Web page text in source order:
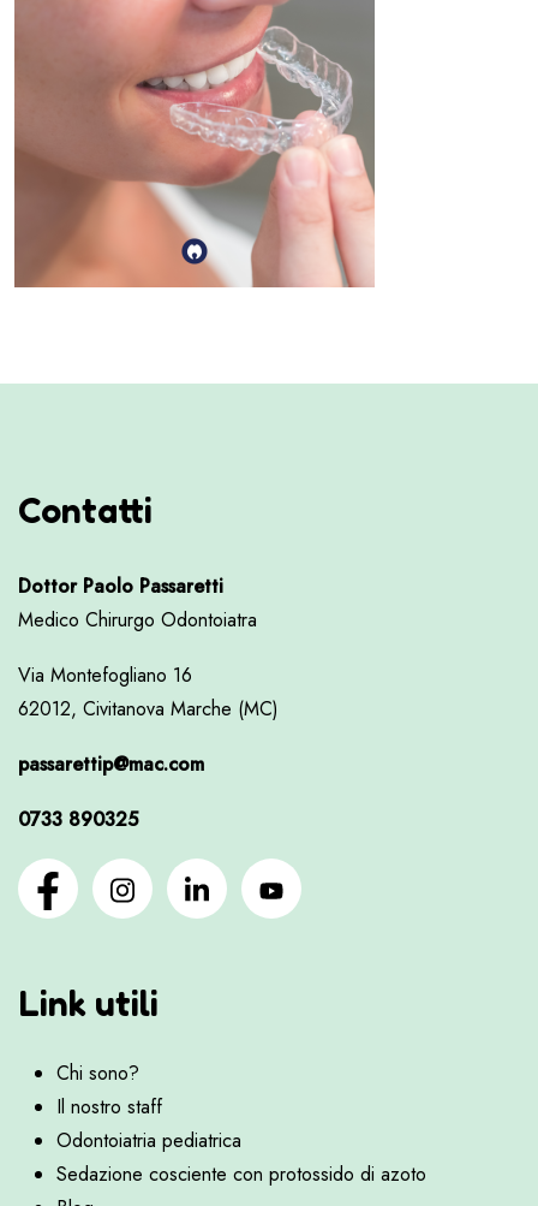
Contatti
Dottor Paolo Passaretti
Medico Chirurgo Odontoiatra
Via Montefogliano 16
62012, Civitanova Marche (MC)
passarettip@mac.com
0733 890325
Link utili
Chi sono?
Il nostro staff
Odontoiatria pediatrica
Sedazione cosciente con protossido di azoto